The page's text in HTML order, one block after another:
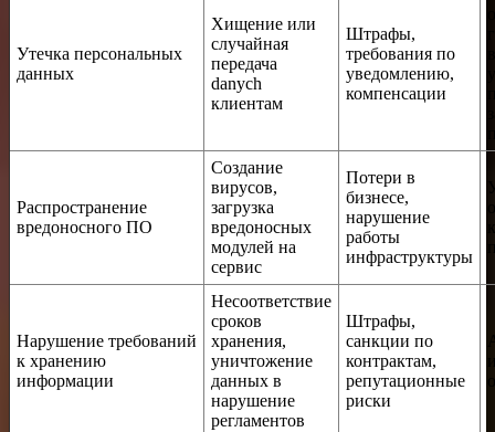
Утечка персональных
данных
Хищение или
случайная
передача
danych
клиентам
Штрафы,
требования по
уведомлению,
компенсации
Распространение
вредоносного ПО
Создание
вирусов,
загрузка
вредоносных
модулей на
сервис
Потери в
бизнесе,
нарушение
работы
инфраструктуры
Нарушение требований
к хранению
информации
Несоответствие
сроков
хранения,
уничтожение
данных в
нарушение
регламентов
Штрафы,
санкции по
контрактам,
репутационные
риски